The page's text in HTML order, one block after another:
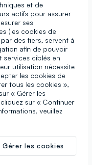
€
et de
actifs pour assurer
ses
(les cookies de
des tiers, servent à
afin de pouvoir
ciblés en
utilisation nécessite
les cookies de
tous les cookies »,
« Gérer les
sur « Continuer
veuillez
Gérer les cookies